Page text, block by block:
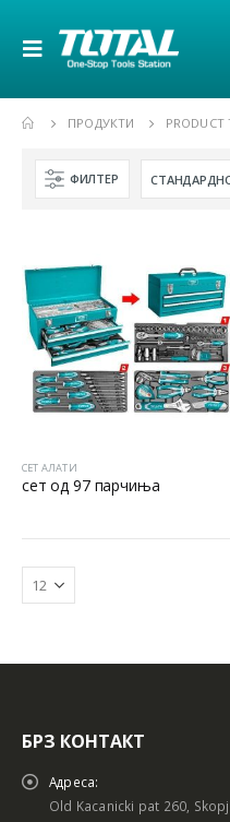
ПРОДУКТИ PRODUCT
ФИЛТЕР
СЕТ АЛАТИ
сет од 97 парчиња
Батериски сет
БРЗ КОНТАКТ
Адреса:
Old Kacanicki pat 260,